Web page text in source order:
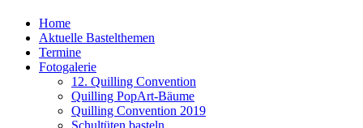
Home
Aktuelle Bastelthemen
Termine
Fotogalerie
12. Quilling Convention
Quilling PopArt-Bäume
Quilling Convention 2019
Schultüten basteln